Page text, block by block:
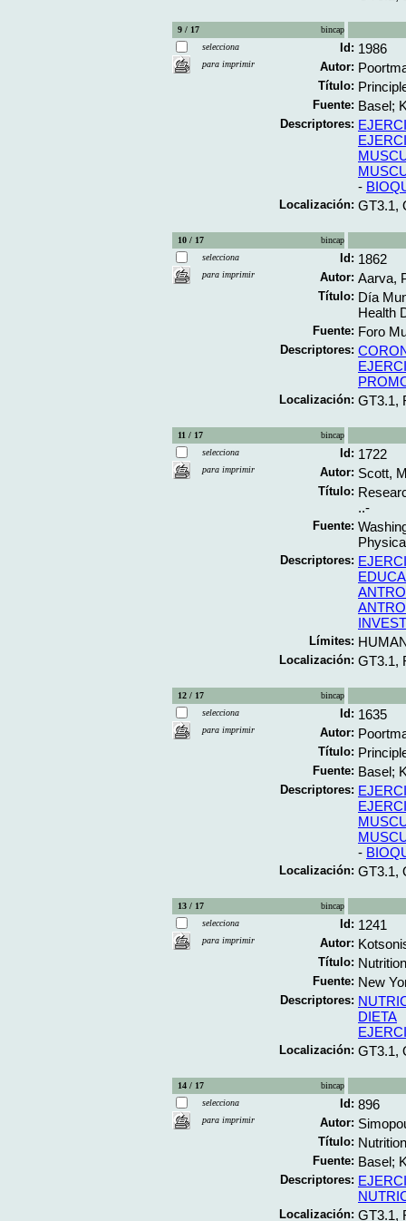
9 / 17
bincap
selecciona
para imprimir
Id: 1986
Autor:
Título:
Fuente: Basel;
Descriptores:
-
Localización: GT3.1,
10 / 17
bincap
selecciona
para imprimir
Id: 1862
Autor: Aarva,
Título: Día
Health
Fuente: Foro
Descriptores:
Localización: GT3.1,
11 / 17
bincap
selecciona
para imprimir
Id: 1722
Autor: Scott,
Título:
..-
Fuente:
Descriptores:
Límites:
Localización: GT3.1,
12 / 17
bincap
selecciona
para imprimir
Id: 1635
Autor:
Título:
Fuente: Basel;
Descriptores:
-
Localización: GT3.1,
13 / 17
bincap
selecciona
para imprimir
Id: 1241
Autor:
Título:
Fuente: New
Descriptores:
DIETA
Localización: GT3.1,
14 / 17
bincap
selecciona
para imprimir
Id: 896
Autor:
Título:
Fuente: Basel;
Descriptores:
Localización: GT3.1,